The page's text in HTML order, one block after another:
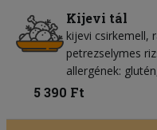
Kijevi tál
kijevi csirkemell,
petrezselymes
allergének:
5 390 Ft